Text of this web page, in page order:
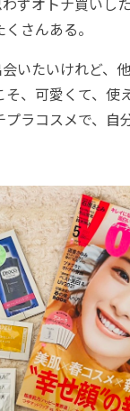
さんある。
いたいけれど、
そ、可愛くて、使
ラコスメで、自